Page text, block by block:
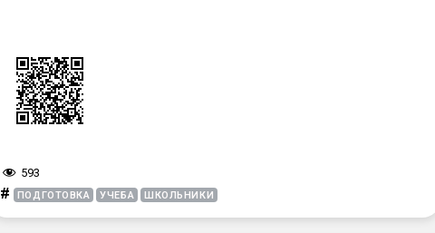
593
# ПОДГОТОВКА УЧЕБА ШКОЛЬНИКИ